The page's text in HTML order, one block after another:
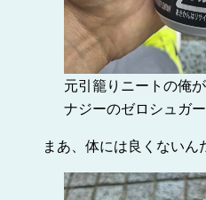
元引籠りニートの俺
ナジーのゼロシュガ
まあ、体には良くないん